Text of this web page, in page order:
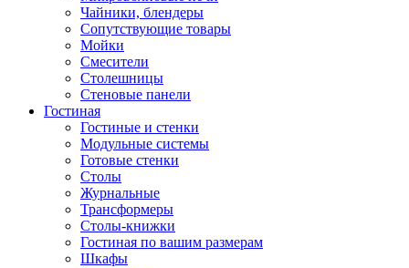
Чайники, блендеры
Сопутствующие товары
Мойки
Смесители
Столешницы
Стеновые панели
Гостиная
Гостиные и стенки
Модульные системы
Готовые стенки
Столы
Журнальные
Трансформеры
Столы-книжки
Гостиная по вашим размерам
Шкафы